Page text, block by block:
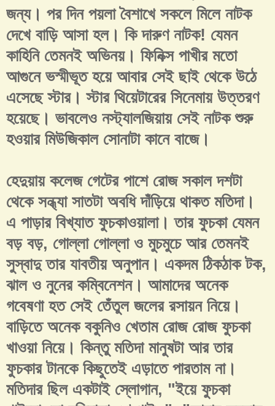
জন্য। পর দিন পয়লা বৈশাখে সকলে মিলে নাটক
দেখে বাড়ি আসা হল। কি দারুণ নাটক! যেমন
কাহিনি তেমনই অভিনয়। ফিনিক্স পাখীর মতো
আগুনে ভস্মীভূত হয়ে আবার সেই ছাই থেকে উঠে
এসেছে স্টার। স্টার থিয়েটারের সিনেমায় উত্তরণ
হয়েছে। ভাবলেও নস্ট্যালজিয়ায় সেই নাটক শুরু
হওয়ার মিউজিকাল সোনাটা কানে বাজে।
হেদুয়ায় কলেজ গেটের পাশে রোজ সকাল দশটা
থেকে সন্ধ্যা সাতটা অবধি দাঁড়িয়ে থাকত মতিদা।
এ পাড়ার বিখ্যাত ফুচকাওয়ালা। তার ফুচকা যেমন
বড় বড়, গোল্লা গোল্লা ও মুচমুচে আর তেমনই
সুস্বাদু তার যাবতীয় অনুপান। একদম ঠিকঠাক টক,
ঝাল ও নুনের কম্বিনেশন। আমাদের অনেক
গবেষণা হত সেই তেঁতুল জলের রসায়ন নিয়ে।
বাড়িতে অনেক বকুনিও খেতাম রোজ রোজ ফুচকা
খাওয়া নিয়ে। কিন্তু মতিদা মানুষটা আর তার
ফুচকার টানকে কিছুতেই এড়াতে পারতাম না।
মতিদার ছিল একটাই স্লোগান, "ইয়ে ফুচকা